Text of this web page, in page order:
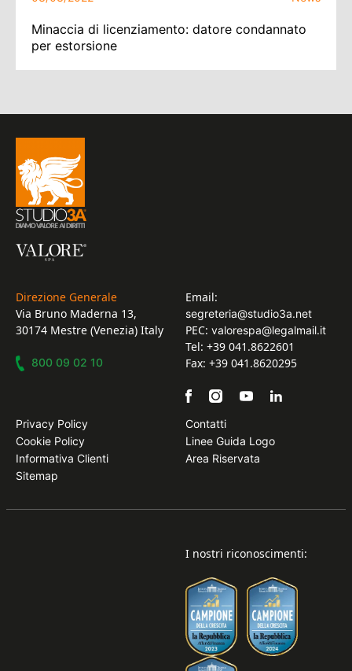
Minaccia di licenziamento: datore condannato
per estorsione
Direzione Generale
Via Bruno Maderna 13,
30174 Mestre (Venezia) Italy
800 09 02 10
Email:
segreteria@studio3a.net
PEC: valorespa@legalmail.it
Tel: +39 041.8622601
Fax: +39 041.8620295
Privacy Policy
Cookie Policy
Informativa Clienti
Sitemap
Contatti
Linee Guida Logo
Area Riservata
I nostri riconoscimenti: